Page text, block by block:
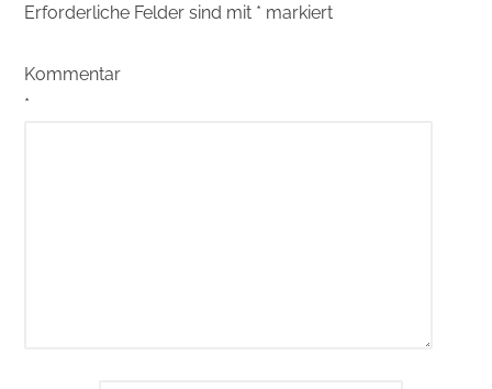
Erforderliche Felder sind mit * markiert
Kommentar
*